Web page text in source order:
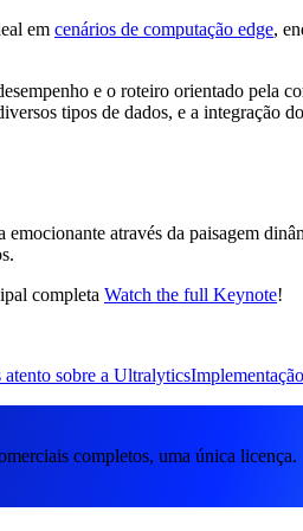
em cenários de computação edge,
e o roteiro orientado
tipos de dados, e a
através da paisagem
completa Watch the full Keynote!
sobre a Ultralytics
completos, uma única licença.